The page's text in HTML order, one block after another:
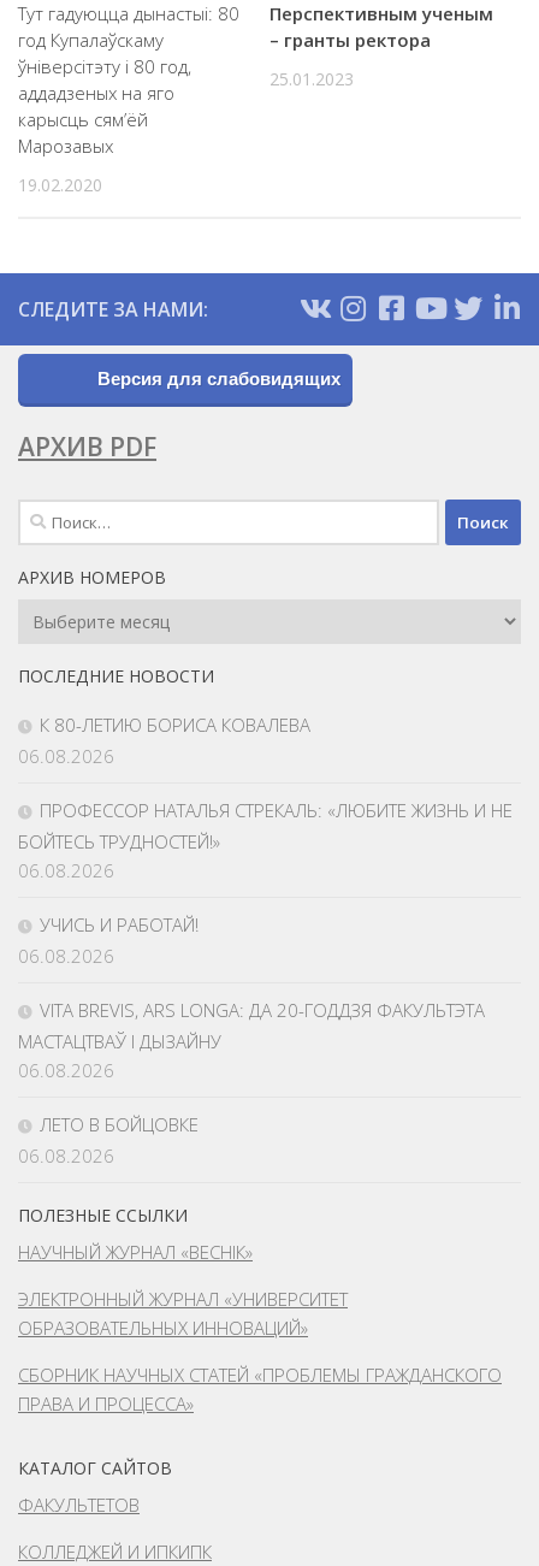
Тут гадуюцца дынастыі: 80
год Купалаўскаму
ўніверсітэту і 80 год,
аддадзеных на яго
карысць сям’ёй
Марозавых
19.02.2020
Перспективным ученым
– гранты ректора
25.01.2023
СЛЕДИТЕ ЗА НАМИ:
Версия для слабовидящих
АРХИВ PDF
Найти:
АРХИВ НОМЕРОВ
Архив
ПОСЛЕДНИЕ НОВОСТИ
К 80-ЛЕТИЮ БОРИСА КОВАЛЕВА
06.08.2026
ПРОФЕССОР НАТАЛЬЯ СТРЕКАЛЬ: «ЛЮБИТЕ ЖИЗНЬ И НЕ
БОЙТЕСЬ ТРУДНОСТЕЙ!»
06.08.2026
УЧИСЬ И РАБОТАЙ!
06.08.2026
VITA BREVIS, ARS LONGA: ДА 20-ГОДДЗЯ ФАКУЛЬТЭТА
МАСТАЦТВАЎ І ДЫЗАЙНУ
06.08.2026
ЛЕТО В БОЙЦОВКЕ
06.08.2026
ПОЛЕЗНЫЕ ССЫЛКИ
НАУЧНЫЙ ЖУРНАЛ «ВЕСНІК»
ЭЛЕКТРОННЫЙ ЖУРНАЛ «УНИВЕРСИТЕТ
ОБРАЗОВАТЕЛЬНЫХ ИННОВАЦИЙ»
СБОРНИК НАУЧНЫХ СТАТЕЙ «ПРОБЛЕМЫ ГРАЖДАНСКОГО
ПРАВА И ПРОЦЕССА»
КАТАЛОГ САЙТОВ
ФАКУЛЬТЕТОВ
КОЛЛЕДЖЕЙ И ИПКИПК